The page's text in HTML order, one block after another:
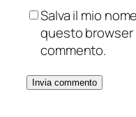
Salva il mio
questo browser
commento.